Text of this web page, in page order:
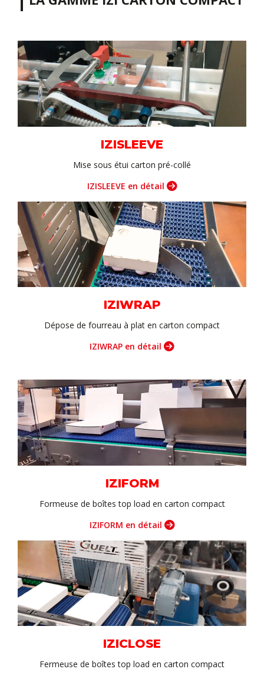
IZISLEEVE
Mise sous étui carton pré-collé
IZISLEEVE en détail
IZIWRAP
Dépose de fourreau à plat en carton compact
IZIWRAP en détail
IZIFORM
Formeuse de boîtes top load en carton compact
IZIFORM en détail
IZICLOSE
Fermeuse de boîtes top load en carton compact